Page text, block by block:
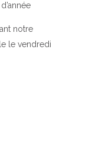
notre
le vendredi